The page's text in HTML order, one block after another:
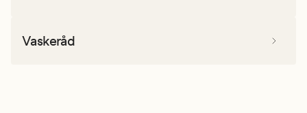
Vaskeråd